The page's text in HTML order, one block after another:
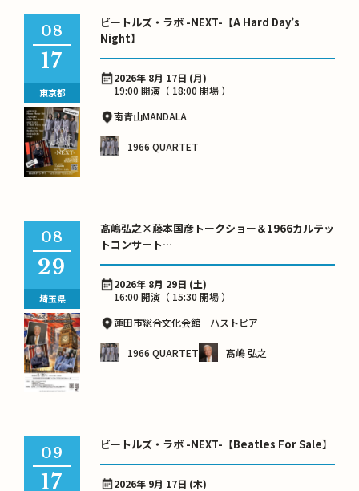
ビートルズ・ラボ -NEXT-【A Hard Day’s
Night】
2026年 8月 17日 (月)
19:00 開演（ 18:00 開場 ）
南青山MANDALA
1966 QUARTET
08
17
東京都
髙嶋弘之×藤本国彦トークショー＆1966カルテッ
トコンサート
ビートルズ・アンソロジー ～語りと音楽で巡る芳
醇な世界～
2026年 8月 29日 (土)
16:00 開演（ 15:30 開場 ）
蓮田市総合文化会館 ハストピア
1966 QUARTET 髙嶋 弘之
08
29
埼玉県
ビートルズ・ラボ -NEXT-【Beatles For Sale】
2026年 9月 17日 (木)
09
17